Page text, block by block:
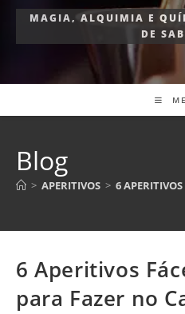
MAGIA, ALQUIMIA E
DE
Blog
> APERITIVOS > 6
6 Aperitivos
para Fazer no